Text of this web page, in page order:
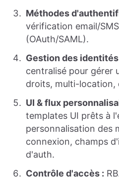
Méthodes
vérification email/
(OAuth/SAML).
Gestion des identités
centralisé pour gérer
droits, multi-location,
UI & flux
templates UI prêts à
personnalisation des
connexion, champs
d'auth.
Contrôle d'accès :